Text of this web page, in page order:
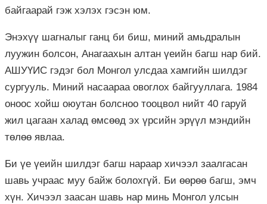
байгаарай гэж хэлэх гэсэн юм.
Энэхүү шагналыг ганц би биш, миний амьдралын
луужин болсон, Анагаахын алтан үеийн багш нар бий.
АШУҮИС гэдэг бол Монгол улсдаа хамгийн шилдэг
сургууль. Миний насаараа овоглох байгууллага. 1984
оноос хойш оюутан болсноо тооцвол нийт 40 гаруй
жил цагаан халад өмсөөд эх үрсийн эрүүл мэндийн
төлөө явлаа.
Би үе үеийн шилдэг багш нараар хичээл заалгасан
шавь учраас муу байж болохгүй. Би өөрөө багш, эмч
хүн. Хичээл заасан шавь нар минь Монгол улсын